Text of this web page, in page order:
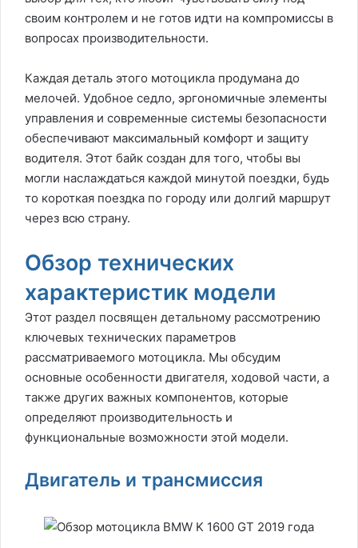
своим контролем и не готов идти на компромиссы в
вопросах производительности.
Каждая деталь этого мотоцикла продумана до
мелочей. Удобное седло, эргономичные элементы
управления и современные системы безопасности
обеспечивают максимальный комфорт и защиту
водителя. Этот байк создан для того, чтобы вы
могли наслаждаться каждой минутой поездки, будь
то короткая поездка по городу или долгий маршрут
через всю страну.
Обзор технических
характеристик модели
Этот раздел посвящен детальному рассмотрению
ключевых технических параметров
рассматриваемого мотоцикла. Мы обсудим
основные особенности двигателя, ходовой части, а
также других важных компонентов, которые
определяют производительность и
функциональные возможности этой модели.
Двигатель и трансмиссия